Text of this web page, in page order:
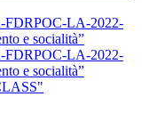
FDRPOC-LA-2022-
e socialità”
FDRPOC-LA-2022-
e socialità”